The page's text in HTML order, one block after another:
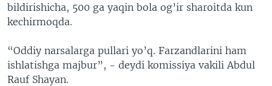
bildirishicha, 500 ga yaqin bola og’ir sharoitda kun
kechirmoqda.
“Oddiy narsalarga pullari yo’q. Farzandlarini ham
ishlatishga majbur”, - deydi komissiya vakili Abdul
Rauf Shayan.